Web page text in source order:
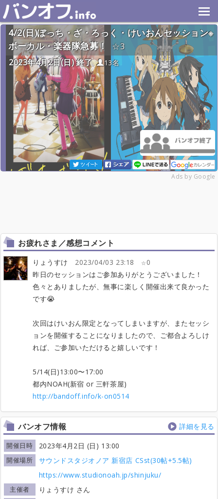
4/2(日)ぼっち・ざ・ろっく・けいおんセッション※
ボーカル・楽器隊急募！
3
2023年4月2日(日) 終了
13名
Ads by Google
お疲れさま／感想コメント
りょうすけ 2023/04/03 23:18
0
昨日のセッションはご参加ありがとうございました！
色々とありましたが、無事に楽しく開催出来て良かった
です😭
次回はけいおん限定となってしまいますが、またセッシ
ョンを開催することになりましたので、ご都合よろしけ
れば、ご参加いただけると嬉しいです！
5/14(日)13:00〜17:00
都内NOAH(新宿 or 三軒茶屋)
http://bandoff.info/k-on0514
バンオフ情報 詳細を見る
開催日時 2023年4月2日 (日) 13:00
開催場所
サウンドスタジオノア 新宿店 CSst(30帖+5.5帖)
https://www.studionoah.jp/shinjuku/
主催者 りょうすけ さん